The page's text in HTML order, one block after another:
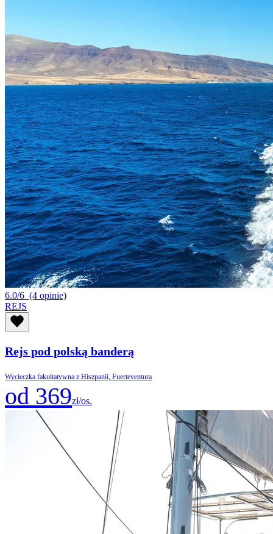
6.0/6 (4 opinie)
REJS
Rejs pod polską banderą
Wycieczka fakultatywna z Hiszpanii, Fuerteventura
od 369zł/os.